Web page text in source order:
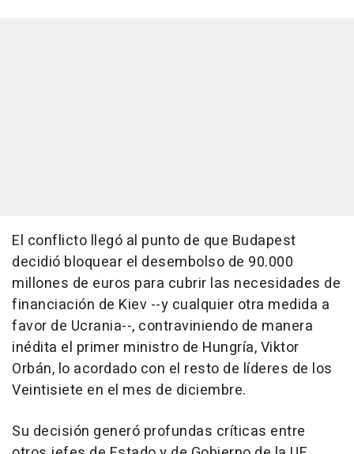
El conflicto llegó al punto de que Budapest
decidió bloquear el desembolso de 90.000
millones de euros para cubrir las necesidades de
financiación de Kiev --y cualquier otra medida a
favor de Ucrania--, contraviniendo de manera
inédita el primer ministro de Hungría, Viktor
Orbán, lo acordado con el resto de líderes de los
Veintisiete en el mes de diciembre.
Su decisión generó profundas críticas entre